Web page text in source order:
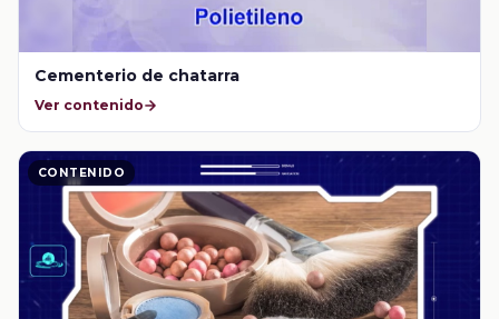
Cementerio de chatarra
Ver contenido
CONTENIDO